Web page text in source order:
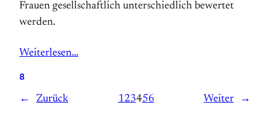
Frauen gesell­schaftlich unter­schiedlich be­wertet
werden.
Weiterlesen…
8
← Zurück 123456 Weiter →